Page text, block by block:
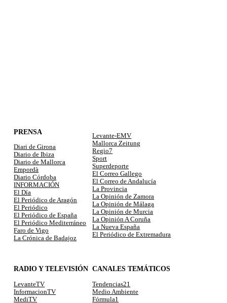
PRENSA
Diari de Girona
Diario de Ibiza
Diario de Mallorca
Empordà
Diario Córdoba
INFORMACIÓN
El Día
El Periódico de Aragón
El Periódico
El Periódico de España
El Periódico Mediterráneo
Faro de Vigo
La Crónica de Badajoz
Levante-EMV
Mallorca Zeitung
Regio7
Sport
Superdeporte
El Correo Gallego
El Correo de Andalucía
La Provincia
La Opinión de Zamora
La Opinión de Málaga
La Opinión de Murcia
La Opinión A Coruña
La Nueva España
El Periódico de Extremadura
RADIO Y TELEVISIÓN
LevanteTV
InformacionTV
MediTV
CANALES TEMÁTICOS
Tendencias21
Medio Ambiente
Fórmula1